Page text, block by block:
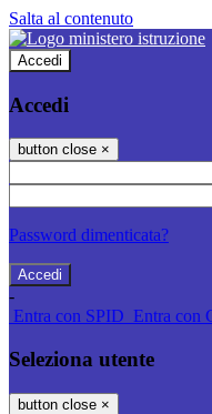
Salta al contenuto
Accedi
Accedi
button close ×
Password dimenticata?
-
Entra con SPID Entra con
Seleziona utente
button close ×